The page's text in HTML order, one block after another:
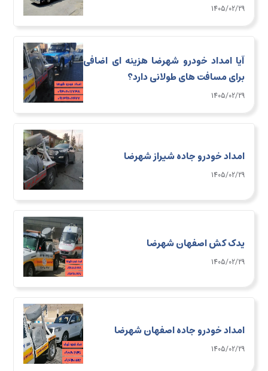
1405/02/29
آیا امداد خودرو شهرضا هزینه ای اضافی
برای مسافت های طولانی دارد؟
1405/02/29
امداد خودرو جاده شیراز شهرضا
1405/02/29
یدک کش اصفهان شهرضا
1405/02/29
امداد خودرو جاده اصفهان شهرضا
1405/02/29